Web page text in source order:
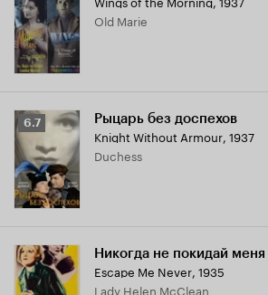
Old Marie
Рейтинг
Кинопоиска
6.7
6.7 Рыцарь без доспехов
Knight Without Armour, 1937
Duchess
Никогда не покидай меня
Escape Me Never, 1935
Lady Helen McClean